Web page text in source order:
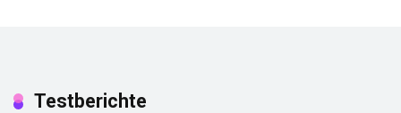
Testberichte